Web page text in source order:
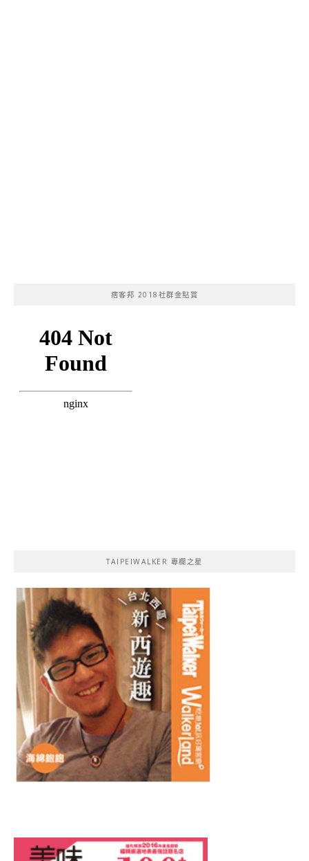
痞客邦 2018社群金點賞
TAIPEIWALKER 專欄之星